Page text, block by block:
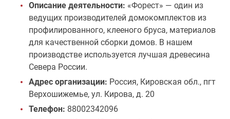
Описание деятельности: «Форест» — один из
ведущих производителей домокомплектов из
профилированного, клееного бруса, материалов
для качественной сборки домов. В нашем
производстве используется лучшая древесина
Севера России.
Адрес организации: Россия, Кировская обл., пгт
Верхошижемье, ул. Кирова, д. 20
Телефон: 88002342096